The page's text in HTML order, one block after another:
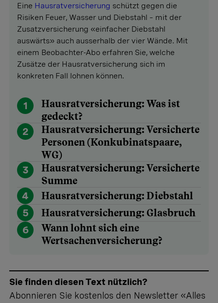
Eine Hausratversicherung schützt gegen die
Risiken Feuer, Wasser und Diebstahl – mit der
Zusatzversicherung «einfacher Diebstahl
auswärts» auch ausserhalb der vier Wände. Mit
einem Beobachter-Abo erfahren Sie, welche
Zusätze der Hausratversicherung sich im
konkreten Fall lohnen können.
1
Hausratversicherung: Was ist
gedeckt?
2
Hausratversicherung: Versicherte
Personen (Konkubinatspaare,
WG)
3
Hausratversicherung: Versicherte
Summe
4
Hausratversicherung: Diebstahl
5
Hausratversicherung: Glasbruch
6
Wann lohnt sich eine
Wertsachenversicherung?
Sie finden diesen Text nützlich?
Abonnieren Sie kostenlos den Newsletter «Alles